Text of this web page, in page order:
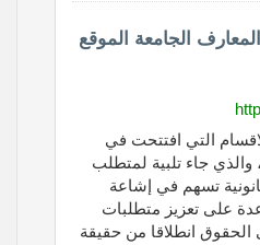
الجامعة الموقع
التي افتتحت في
والذي جاء تلبية لمتطلب
تسهم في إشاعة
على تعزيز متطلبات
الحقوق انطلاقا من حقيقة